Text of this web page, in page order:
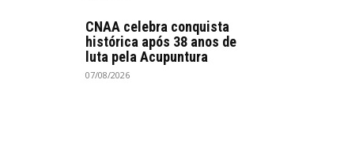
CNAA celebra conquista
histórica após 38 anos de
luta pela Acupuntura
07/08/2026